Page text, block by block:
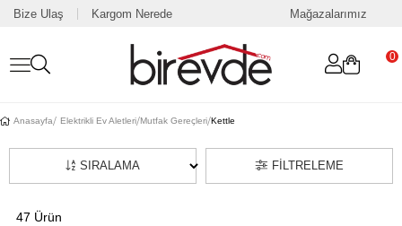
Bize Ulaş Kargom Nerede Mağazalarımız
0
Anasayfa Elektrikli Ev Aletleri Mutfak Gereçleri Kettle
FILTRELEME
SIRALAMA
47 Ürün